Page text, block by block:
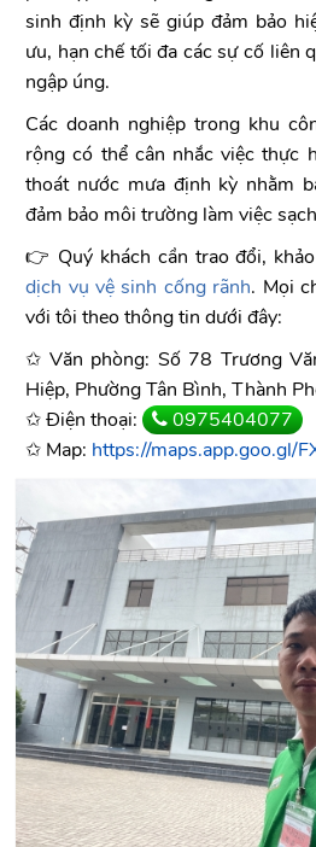
sinh định kỳ sẽ giúp đảm bảo
ưu, hạn chế tối đa các sự cố liên
ngập úng.
Các doanh nghiệp trong khu
rộng có thể cân nhắc việc thực
thoát nước mưa định kỳ nhằm
đảm bảo môi trường làm việc
👉 Quý khách cần trao đổi,
dịch vụ vệ sinh cống rãnh. Mọi
với tôi theo thông tin dưới đây:
✩ Văn phòng: Số 78 Trương
Hiệp, Phường Tân Bình, Thành
✩ Điện thoại:
0975404077
✩ Map: https://maps.app.goo.gl/